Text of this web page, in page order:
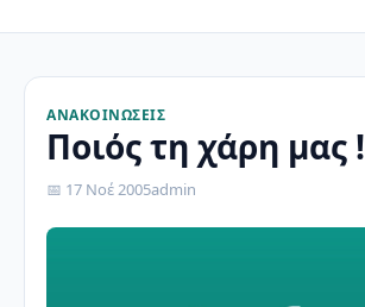
ΑΝΑΚΟΙΝΏΣΕΙΣ
Ποιός τη χάρη μας !
📅 17 Νοέ 2005admin